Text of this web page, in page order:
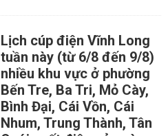
Lịch cúp điện Vĩnh Long
tuần này (từ 6/8 đến 9/8)
nhiều khu vực ở phường
Bến Tre, Ba Tri, Mỏ Cày,
Bình Đại, Cái Vồn, Cái
Nhum, Trung Thành, Tân